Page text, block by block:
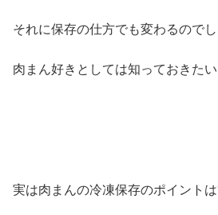
それに保存の仕方でも変わるのでし
肉まん好きとしては知っておきたい
実は肉まんの冷凍保存のポイントは